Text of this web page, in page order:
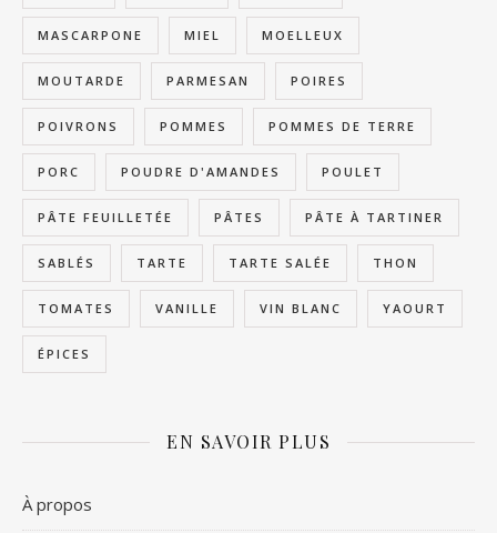
MASCARPONE MIEL MOELLEUX
MOUTARDE PARMESAN POIRES
POIVRONS POMMES POMMES DE TERRE
PORC POUDRE D'AMANDES POULET
PÂTE FEUILLETÉE PÂTES PÂTE À TARTINER
SABLÉS TARTE TARTE SALÉE THON
TOMATES VANILLE VIN BLANC YAOURT
ÉPICES
EN SAVOIR PLUS
À propos